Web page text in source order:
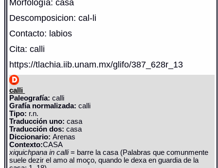
Morfología: casa
Descomposicion: cal-li
Contacto: labios
Cita: calli
https://tlachia.iib.unam.mx/glifo/387_628r_13
calli
Paleografía: calli
Grafía normalizada: calli
Tipo: r.n.
Traducción uno: casa
Traducción dos: casa
Diccionario:Arenas
Contexto:CASA
xiquichpana in calli= barre la casa (Palabras que comunmente
suele dezir el amo al moço, quando le dexa en guardia de la